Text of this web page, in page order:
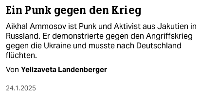
wahrheit
verlag
verlag
veranstaltungen
shop
Ein Punk gegen den Krieg
Aikhal Ammosov ist Punk und Aktivist aus Jakutien in
Russland. Er demonstrierte gegen den Angriffskrieg
gegen die Ukraine und musste nach Deutschland
flüchten.
Von Yelizaveta Landenberger
24.1.2025